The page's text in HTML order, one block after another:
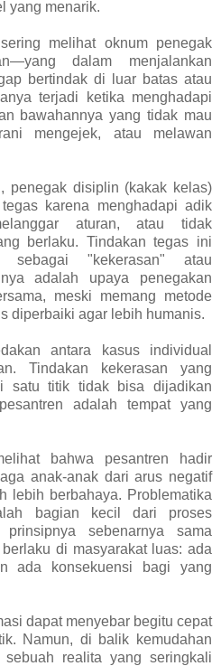
yang menarik.
melihat oknum penegak
dalam menjalankan
bertindak di luar batas atau
terjadi ketika menghadapi
bawahannya yang tidak mau
mengejek, atau melawan
penegak disiplin (kakak kelas)
karena menghadapi adik
aturan, atau tidak
berlaku. Tindakan tegas ini
sebagai "kekerasan" atau
adalah upaya penegakan
meski memang metode
diperbaiki agar lebih humanis.
antara kasus individual
Tindakan kekerasan yang
satu titik tidak bisa dijadikan
adalah tempat yang
bahwa pesantren hadir
anak-anak dari arus negatif
lebih berbahaya. Problematika
bagian kecil dari proses
sebenarnya sama
di masyarakat luas: ada
ada konsekuensi bagi yang
dapat menyebar begitu cepat
Namun, di balik kemudahan
sebuah realita yang seringkali